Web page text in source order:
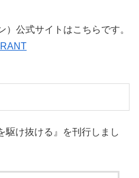
公式サイトはこちらです。
駆け抜ける』を刊行しまし